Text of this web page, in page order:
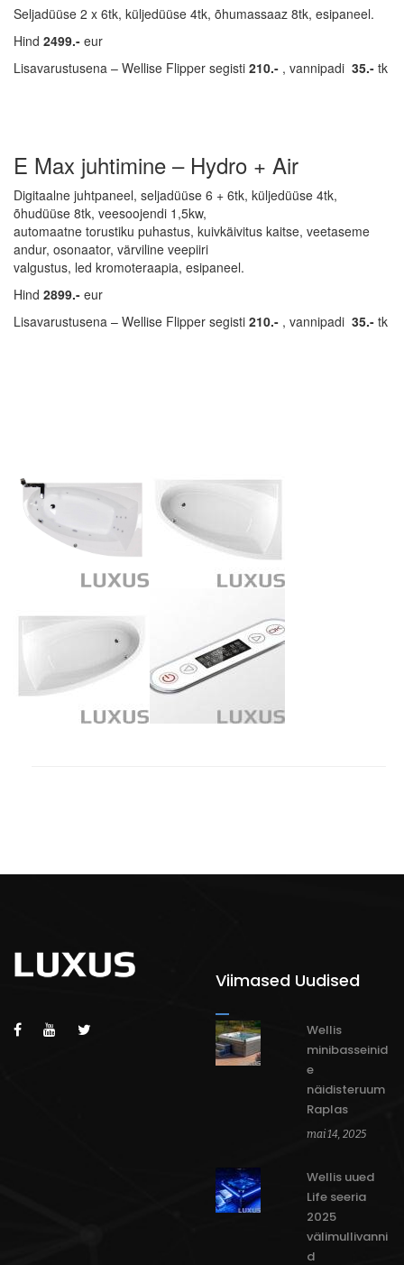
Seljadüüse 2 x 6tk, küljedüüse 4tk, õhumassaaz 8tk, esipaneel.
Hind 2499.- eur
Lisavarustusena – Wellise Flipper segisti 210.- , vannipadi 35.- tk
E Max juhtimine – Hydro + Air
Digitaalne juhtpaneel, seljadüüse 6 + 6tk, küljedüüse 4tk,
õhudüüse 8tk, veesoojendi 1,5kw,
automaatne torustiku puhastus, kuivkäivitus kaitse, veetaseme
andur, osonaator, värviline veepiiri
valgustus, led kromoteraapia, esipaneel.
Hind 2899.- eur
Lisavarustusena – Wellise Flipper segisti 210.- , vannipadi 35.- tk
Viimased Uudised
Wellis
minibasseinid
e
näidisteruum
Raplas
mai 14, 2025
Wellis uued
Life seeria
2025
välimullivanni
d